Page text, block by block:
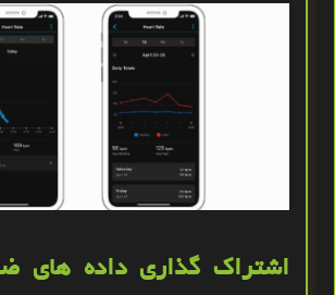
اشتراک ‌گذاری داده‌ های